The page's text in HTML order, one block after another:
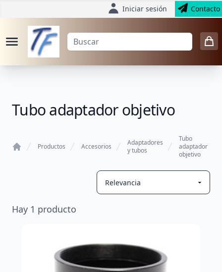
Iniciar sesión Contacto
Tubo adaptador objetivo
Productos Accesorios
Adaptadores
y tubos
Tubo
adaptador
objetivo
Hay 1 producto